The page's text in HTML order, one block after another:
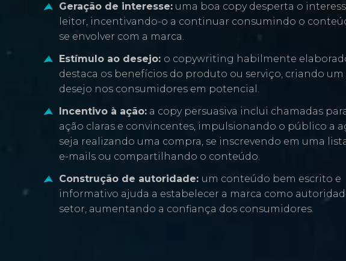
Geração de interesse: uma boa copy desperta o
leitor, incentivando-o a continuar consumindo o
se envolver com a marca.
Estímulo ao desejo: o copywriting habilmente
destaca os benefícios do produto ou serviço, criando um
desejo nos consumidores em potencial.
Incentivo à ação: a copy persuasiva inclui chamadas
ação claras e convincentes, impulsionando o público a
seja realizando uma compra, se inscrevendo em uma
e-mails ou compartilhando o conteúdo.
Construção de autoridade: um conteúdo bem escrito e
informativo ajuda a estabelecer a marca como
setor, aumentando a confiança dos consumidores.